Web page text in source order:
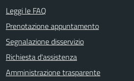
Leggi le FAQ
Prenotazione appuntamento
Segnalazione disservizio
Richiesta d'assistenza
Amministrazione trasparente